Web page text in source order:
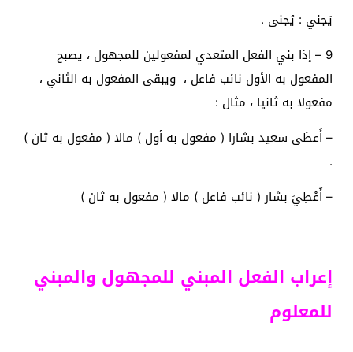
يَجني : يُجنى .
9 – إذا بني الفعل المتعدي لمفعولين للمجهول ، يصبح
المفعول به الأول نائب فاعل ، ويبقى المفعول به الثاني ،
مفعولا به ثانيا ، مثال :
– أَعطَى سعيد بشارا ( مفعول به أول ) مالا ( مفعول به ثان )
.
– أُعْطِيَ بشار ( نائب فاعل ) مالا ( مفعول به ثان )
إعراب الفعل المبني للمجهول والمبني
للمعلوم